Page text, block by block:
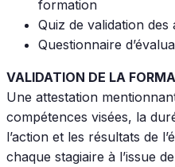
formation
Quiz de validation
Questionnaire
VALIDATION DE LA
Une attestation
compétences visées, la
l’action et les résultats de
chaque stagiaire à l’issue